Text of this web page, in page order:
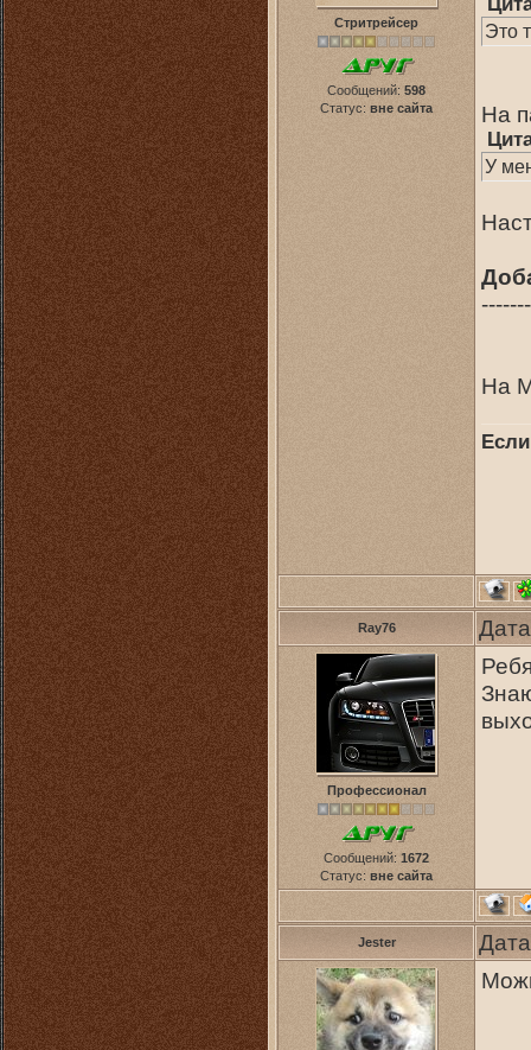
Стритрейсер
Сообщений: 598
Статус: вне сайта
Это
На
У
На
Ray76
Профессионал
Сообщений: 1672
Статус: вне сайта
Jester